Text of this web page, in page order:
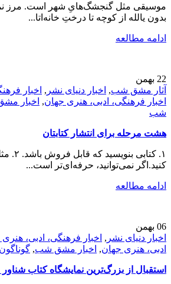
موسیقی مثل گنجشگ‌هایِ شهر است. مرز
بدون یالله از کوچه تا درختِ خانه‌اتا...
ادامه مطالعه
22 بهمن
آثار مشق شب, اخبار دنیای نشر , اخبار
اخبار فرهنگی، ادبی، هنری جهان, اخبار
شب
هشت مرحله برای انتشار کتابتان
۱.
کنید.اگر نمی‌توانید، حرفه‎‌ای‌تر است...
ادامه مطالعه
06 بهمن
اخبار دنیای نشر , اخبار فرهنگی، ادبی، هنری
ادبی، هنری جهان, اخبار مشق شب, گوناگون
استقبال از بزرگ‌ترین نمایشگاه کتاب